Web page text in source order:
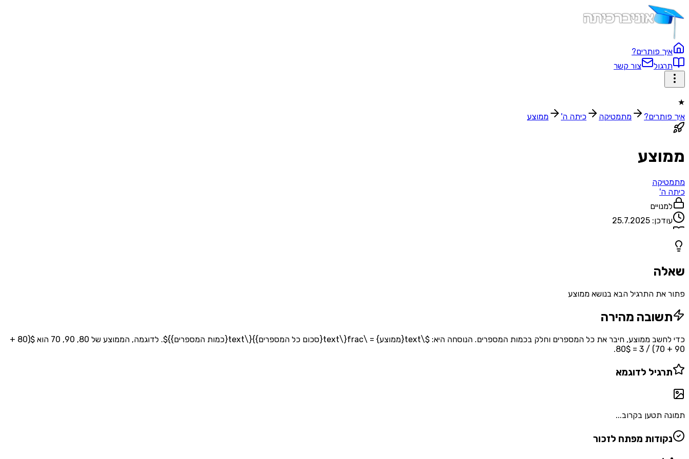
איך פותרים?
תרגול
צור קשר
★
איך פותרים?
מתמטיקה כיתה ה' ממוצע
ממוצע
מתמטיקה
כיתה ה'
למנויים
עודכן: 25.7.2025
שאלה
פתור את התרגיל הבא בנושא ממוצע
תשובה מהירה
כדי לחשב ממוצע, חיבר את כל המספרים וחלק בכמות המספרים. הנוסחה היא: $\text{ממוצע} = \frac{\text{סכום כל המספרים}}{\text{כמות המספרים}}$. לדוגמה, הממוצע של 80, 90, 70 הוא $(80 +
90 + 70) / 3 = 80$.
תרגיל לדוגמא
תמונה תטען בקרוב...
נקודות מפתח לזכור